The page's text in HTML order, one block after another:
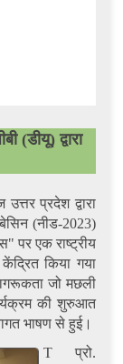
(डीयू) द्वारा
प्रदेश द्वारा
(नीड-2023)
पर एक राष्ट्रीय
किया गया
जो मछली
की शुरुआत
भाषण से हुई।
T प्रो.